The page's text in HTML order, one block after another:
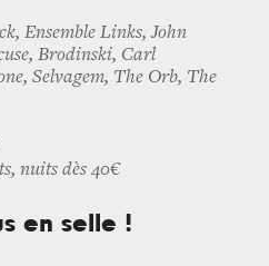
Ensemble Links, John
Brodinski, Carl
Selvagem, The Orb, The
nuits dès 40€
en selle !